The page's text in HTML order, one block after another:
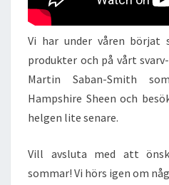
Vi har under våren börjat
produkter och på vårt
Martin Saban-Smith
Hampshire Sheen och
helgen lite senare.
Vill avsluta med att
sommar! Vi hörs igen om